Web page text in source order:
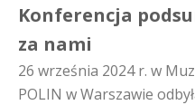
Konferencja
za nami
26 września 2024 r. w
POLIN w Warszawie